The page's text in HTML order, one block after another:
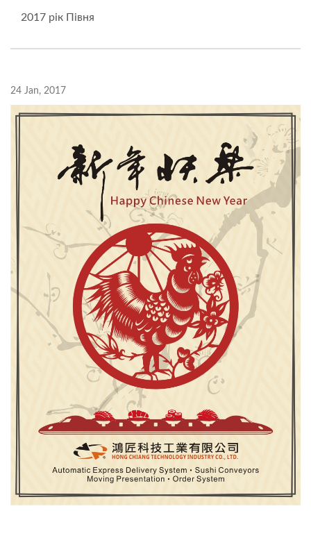
2017 рік Півня
24 Jan, 2017